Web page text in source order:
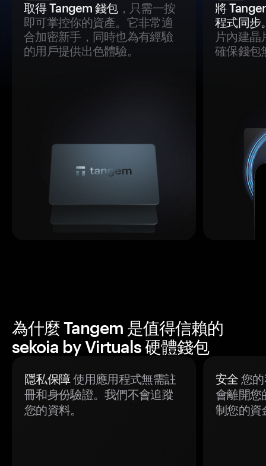
取得 Tangem 錢包，只需一按
即可掌控你的資產。它非常適
合加密新手，同時也為有經驗
的用戶提供出色體驗。
將
程式同步
片內建晶
確保錢包
為什麼 Tangem 是值得信賴的
sekoia by Virtuals 硬體錢包
隱私保障使用應用程式無需註
冊和身份驗證。我們不會追蹤
您的資料。
安全 您
會離開您
制您的資